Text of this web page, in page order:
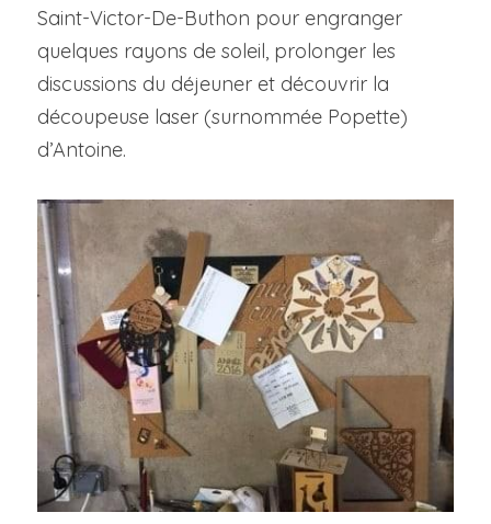
Saint-Victor-De-Buthon pour engranger
quelques rayons de soleil, prolonger les
discussions du déjeuner et découvrir la
découpeuse laser (surnommée Popette)
d’Antoine.